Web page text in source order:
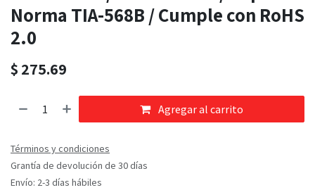
Norma TIA-568B / Cumple con RoHS
2.0
$ 275.69
Agregar al carrito
Términos y condiciones
Grantía de devolución de 30 días
Envío: 2-3 días hábiles